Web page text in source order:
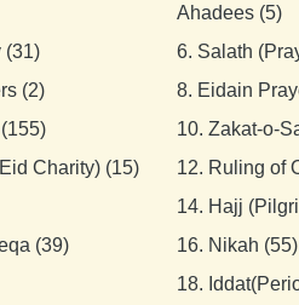
Ahadees (5)
(31) 6. Salath
(2) 8. Eidain
10. Zakat-o-
Charity) (15) 12. Ruling of
14. Hajj
(39) 16. Nikah (55)
18.